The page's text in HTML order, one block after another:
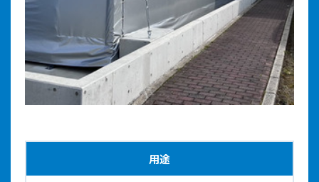
用途